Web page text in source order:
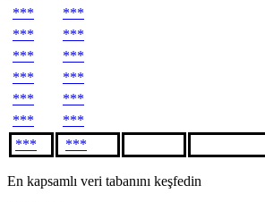
***
***
***
***
***
***
***
***
***
***
***
***
***
***
En kapsamlı veri tabanını keşfedin